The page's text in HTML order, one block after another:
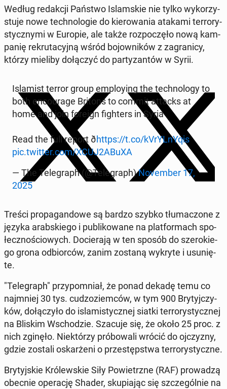
Według re­dak­cji Państwo Is­lam­skie nie tylko wy­ko­rzy­
stu­je nowe tech­no­lo­gie do kie­ro­wa­nia atakami ter­ro­ry­
stycz­ny­mi w Europie, ale także roz­po­czę­ło nową kam­
pa­nię re­kru­ta­cyj­ną wśród bo­jow­ni­ków z za­gra­ni­cy,
którzy mieliby do­łą­czyć do par­ty­zan­tów w Syrii.
Is­la­mist terror group em­ploy­ing the tech­no­lo­gy to
both en­co­ura­ge Britons to commit attacks at
home and join foreign fi­gh­ters in Syria
Read the full report ðhttps://t.co/kVrYL­nY­qis
pic.twitter.com/XCUJ2ABuXA
— The Te­le­graph (@Te­le­graph)No­vem­ber 17,
2025
Treści pro­pa­gan­do­we są bardzo szybko tłu­ma­czo­ne z
języka arab­skie­go i pu­bli­ko­wa­ne na plat­for­mach spo­
łecz­no­ścio­wych. Do­cie­ra­ją w ten sposób do sze­ro­kie­
go grona od­bior­ców, zanim zostaną wykryte i usu­nię­
te.
"Te­le­graph" przy­po­mniał, że ponad dekadę temu co
naj­mniej 30 tys. cu­dzo­ziem­ców, w tym 900 Bry­tyj­czy­
ków, do­łą­czy­ło do is­la­mi­stycz­nej siatki ter­ro­ry­stycz­nej
na Bliskim Wscho­dzie. Szacuje się, że około 25 proc. z
nich zginęło. Nie­któ­rzy pró­bo­wa­li wrócić do oj­czy­zny,
gdzie zostali oskar­że­ni o prze­stęp­stwa ter­ro­ry­stycz­ne.
Bry­tyj­skie Kró­lew­skie Siły Po­wietrz­ne (RAF) pro­wa­dzą
obecnie ope­ra­cję Shader, sku­pia­jąc się szcze­gól­nie na